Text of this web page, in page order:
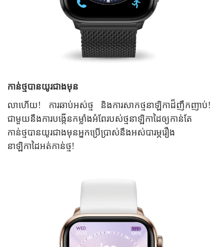
កាន់ថ្មបានយូរជាងមុន
លាហើយ! ការឆាប់អស់ថ្ម និងការសាកថ្មនាឡិកាដ៏ញឹកញាប់!
ជាមួយនឹងការបង្កើនកម្លាំងអំពែរបស់ថ្មនាឡិកាដៃឲ្យកាន់តែ
កាន់ថ្មបានយូរជាងមុនអ្នកប្រើប្រាស់នឹងអស់បារម្ភរឿង
នាឡិកាដៃអត់កាន់ថ្ម!